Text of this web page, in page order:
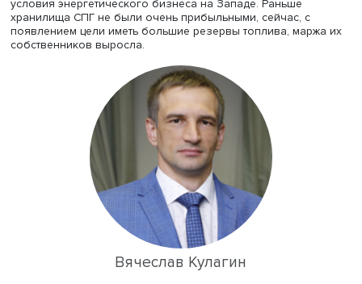
Леонид Григорьев
На Западе появилась армия бюрократов, работа
напоминает деятельность институтов советской
например, запрет на инвестиции — работу Госплана, а
ограничения цен — работу Госкомцен.